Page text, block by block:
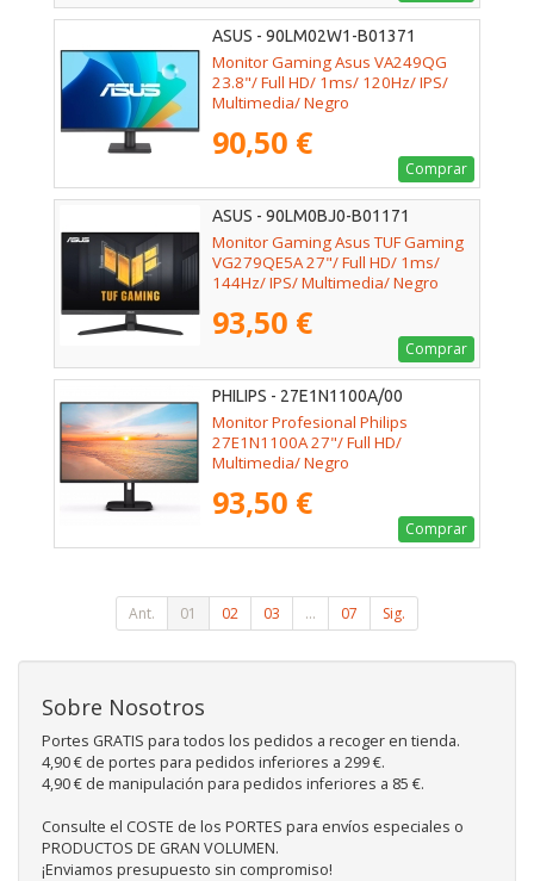
ASUS - 90LM02W1-B01371
Monitor Gaming Asus VA249QG
23.8"/ Full HD/ 1ms/ 120Hz/ IPS/
Multimedia/ Negro
90,50 €
Comprar
ASUS - 90LM0BJ0-B01171
Monitor Gaming Asus TUF Gaming
VG279QE5A 27"/ Full HD/ 1ms/
144Hz/ IPS/ Multimedia/ Negro
93,50 €
Comprar
PHILIPS - 27E1N1100A/00
Monitor Profesional Philips
27E1N1100A 27"/ Full HD/
Multimedia/ Negro
93,50 €
Comprar
Ant. 01 02 03 ... 07 Sig.
Sobre Nosotros
Portes GRATIS para todos los pedidos a recoger en tienda.
4,90 € de portes para pedidos inferiores a 299 €.
4,90 € de manipulación para pedidos inferiores a 85 €.
Consulte el COSTE de los PORTES para envíos especiales o
PRODUCTOS DE GRAN VOLUMEN.
¡Enviamos presupuesto sin compromiso!